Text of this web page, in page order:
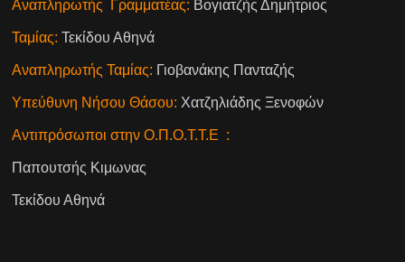
Αναπληρωτής Γραμματέας: Βογιατζής Δημήτριος
Ταμίας: Τεκίδου Αθηνά
Αναπληρωτής Ταμίας: Γιοβανάκης Πανταζής
Υπεύθυνη Νήσου Θάσου: Χατζηλιάδης Ξενοφών
Αντιπρόσωποι στην Ο.Π.Ο.Τ.Τ.Ε :
Παπουτσής Κιμωνας
Τεκίδου Αθηνά